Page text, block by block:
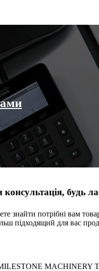
будь
знайти потрібні вам
підходящий для вас
MACHINERY